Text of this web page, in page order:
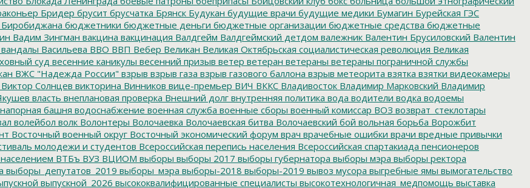
Бридер брусит брусчатка Брянск Будукан будущие врачи будущие медики Бумагин Бурейская ГЭС
бюджетники бюджетные деньги бюджетные организации бюджетные средства бюджетные
Вадим Зингман вакцина вакцинация Валдгейм Валдгеймский детдом валежник Валентин Брусиловский Валентин
вандалы Васильева ВВО ВВП Вебер Великан Великая Октябрьская социалистическая революция Великая
суд весенние каникулы весенний призыв ветер ветеран ветераны ветераны пограничной службы
ВЖС "Надежда России" взрыв взрыв газа взрыв газового баллона взрыв метеорита взятка взятки видеокамеры
Виктор Солнцев викторина Винников вице-премьер ВИЧ ВККС Владивосток Владимир Марковский Владимир
власть внеплановая проверка Внешний долг внутренняя политика вода водители водка водоемы
башня водоснабжение военная служба военные сборы военный комиссар ВОЗ возврат_стеклотары
волейбол волк Волонтеры Волочаевка Волочаевская битва Волочаевский бой вольная борьба Ворожбит
Восточный военный округ Восточный экономический форум врач врачебные ошибки врачи вредные привычки
молодежи и студентов Всероссийская перепись населения Всероссийская спартакиада пенсионеров
ВТБъ ВУЗ ВЦИОМ выборы выборы 2017 выборы губернатора выборы мэра выборы ректора
выборы_депутатов_2019 выборы_мэра выборы-2018 выборы-2019 вывоз мусора выгребные ямы вымогательство
выпускной_2026 высококвалифицированные специалисты высокотехнологичная_медпомощь выставка